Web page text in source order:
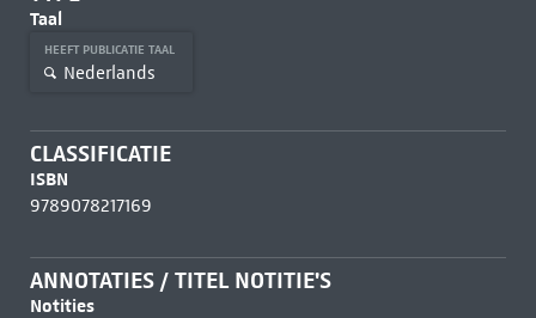
Taal
HEEFT PUBLICATIE TAAL
Nederlands
CLASSIFICATIE
ISBN
9789078217169
ANNOTATIES / TITEL NOTITIE'S
Notities